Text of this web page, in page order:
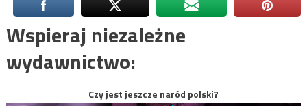
Wspieraj niezależne
wydawnictwo:
Czy jest jeszcze naród polski?